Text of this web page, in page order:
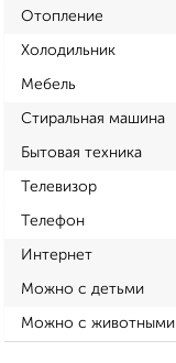
Отопление
Холодильник
Мебель
Стиральная машина
Бытовая техника
Телевизор
Телефон
Интернет
Можно с детьми
Можно с животными